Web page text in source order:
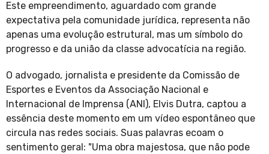
Este empreendimento, aguardado com grande
expectativa pela comunidade jurídica, representa não
apenas uma evolução estrutural, mas um símbolo do
progresso e da união da classe advocatícia na região.
O advogado, jornalista e presidente da Comissão de
Esportes e Eventos da Associação Nacional e
Internacional de Imprensa (ANI), Elvis Dutra, captou a
essência deste momento em um vídeo espontâneo que
circula nas redes sociais. Suas palavras ecoam o
sentimento geral: "Uma obra majestosa, que não pode